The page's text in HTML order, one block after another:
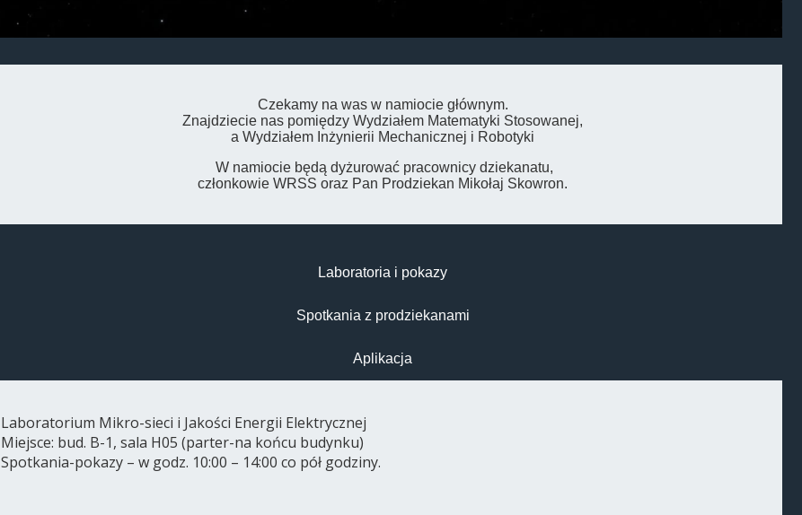
Czekamy na was w namiocie głównym.
Znajdziecie nas pomiędzy Wydziałem Matematyki Stosowanej,
a Wydziałem Inżynierii Mechanicznej i Robotyki
W namiocie będą dyżurować pracownicy dziekanatu,
członkowie WRSS oraz Pan Prodziekan Mikołaj Skowron.
Laboratoria i pokazy
Spotkania z prodziekanami
Aplikacja
Laboratorium Mikro-sieci i Jakości Energii Elektrycznej
Miejsce: bud. B-1, sala H05 (parter-na końcu budynku)
Spotkania-pokazy – w godz. 10:00 – 14:00 co pół godziny.